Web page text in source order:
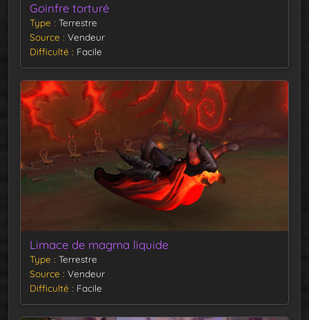
Goinfre torturé
Type
Terrestre
Source
Vendeur
Difficulté
Facile
Limace de magma liquide
Type
Terrestre
Source
Vendeur
Difficulté
Facile